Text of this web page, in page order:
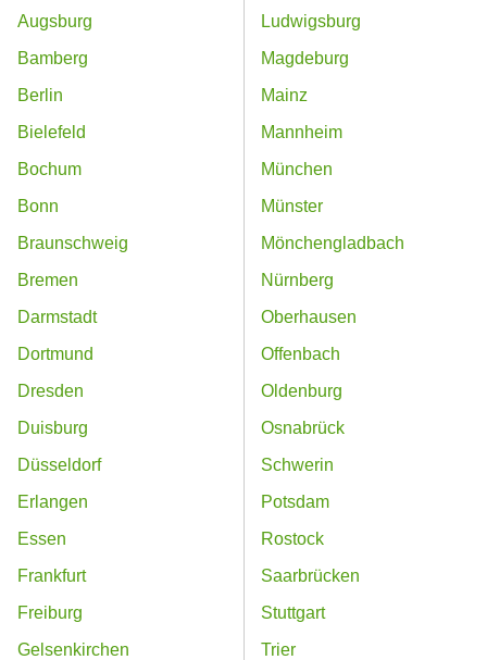
Augsburg
Bamberg
Berlin
Bielefeld
Bochum
Bonn
Braunschweig
Bremen
Darmstadt
Dortmund
Dresden
Duisburg
Düsseldorf
Erlangen
Essen
Frankfurt
Freiburg
Gelsenkirchen
Ludwigsburg
Magdeburg
Mainz
Mannheim
München
Münster
Mönchengladbach
Nürnberg
Oberhausen
Offenbach
Oldenburg
Osnabrück
Schwerin
Potsdam
Rostock
Saarbrücken
Stuttgart
Trier